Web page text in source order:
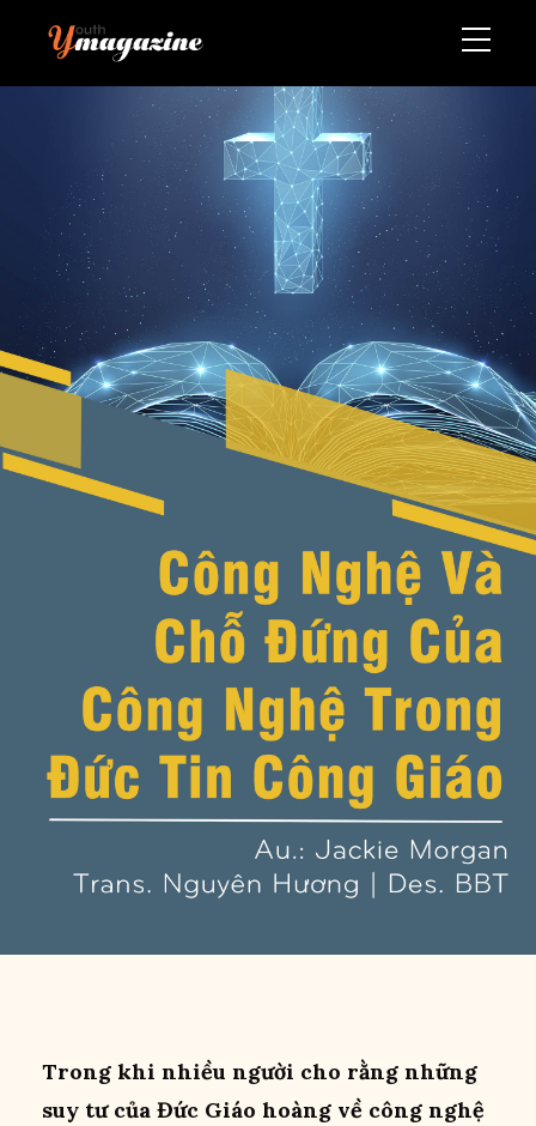
Trong khi nhiều người cho rằng những
suy tư của Đức Giáo hoàng về công nghệ